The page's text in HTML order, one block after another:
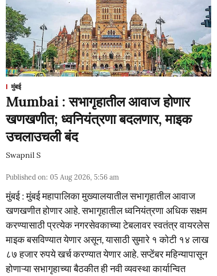
मुंबई
Mumbai : सभागृहातील आवाज होणार
खणखणीत; ध्वनियंत्रणा बदलणार, माइक
उचलाउचली बंद
Swapnil S
Published on: 05 Aug 2026, 5:56 am
मुंबई : मुंबई महापालिका मुख्यालयातील सभागृहातील आवाज
खणखणीत होणार आहे. सभागृहातील ध्वनियंत्रणा अधिक सक्षम
करण्यासाठी प्रत्येक नगरसेवकाच्या टेबलावर स्वतंत्र वायरलेस
माइक बसविण्यात येणार असून, यासाठी सुमारे १ कोटी १४ लाख
८७ हजार रुपये खर्च करण्यात येणार आहे. सप्टेंबर महिन्यापासून
होणाऱ्या सभागृहाच्या बैठकीत ही नवी व्यवस्था कार्यान्वित